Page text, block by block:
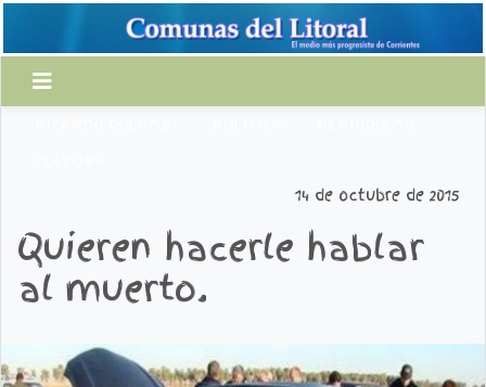
14 de octubre de 2015
Quieren hacerle hablar
al muerto.